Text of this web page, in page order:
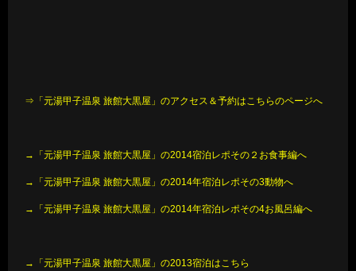
⇒「元湯甲子温泉 旅館大黒屋」のアクセス＆予約はこちらのページへ
→「元湯甲子温泉 旅館大黒屋」の2014宿泊レポその２お食事編へ
→「元湯甲子温泉 旅館大黒屋」の2014年宿泊レポその3動物へ
→「元湯甲子温泉 旅館大黒屋」の2014年宿泊レポその4お風呂編へ
→「元湯甲子温泉 旅館大黒屋」の2013宿泊はこちら